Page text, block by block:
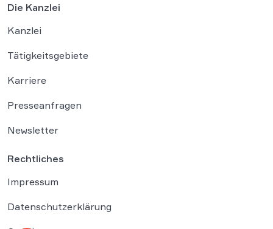
Die Kanzlei
Kanzlei
Tätigkeitsgebiete
Karriere
Presseanfragen
Newsletter
Rechtliches
Impressum
Datenschutzerklärung